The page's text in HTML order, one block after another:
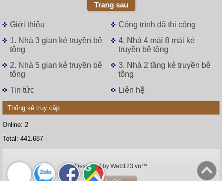
Trang sau
Giới thiệu
Công trình đã thi công
1. Nhà 3 gian kẻ truyền bê
tông
4. Nhà 4 mái 8 mái kẻ
truyền bê tông
2. Nhà 5 gian kẻ truyền bê
tông
3. Nhà 2 tầng kẻ truyền bê
tông
Tin tức
Liên hệ
Thống kê truy cập
Online: 2
Total: 441.687
Designed by Web123.vn™